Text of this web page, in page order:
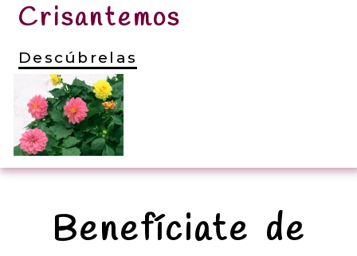
Crisantemos
Descúbrelas
Benefíciate de